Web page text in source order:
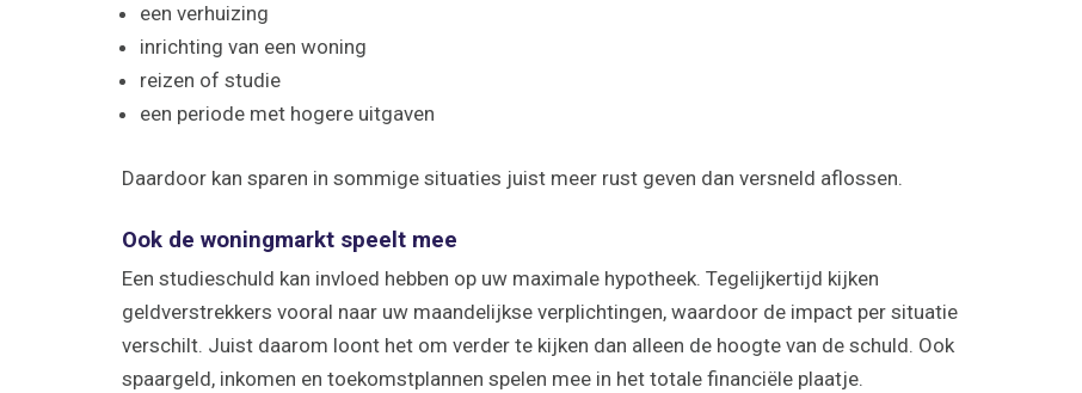
een verhuizing
inrichting van een woning
reizen of studie
een periode met hogere uitgaven
Daardoor kan sparen in sommige situaties juist meer rust geven dan versneld aflossen.
Ook de woningmarkt speelt mee
Een studieschuld kan invloed hebben op uw maximale hypotheek. Tegelijkertijd kijken
geldverstrekkers vooral naar uw maandelijkse verplichtingen, waardoor de impact per situatie
verschilt. Juist daarom loont het om verder te kijken dan alleen de hoogte van de schuld. Ook
spaargeld, inkomen en toekomstplannen spelen mee in het totale financiële plaatje.